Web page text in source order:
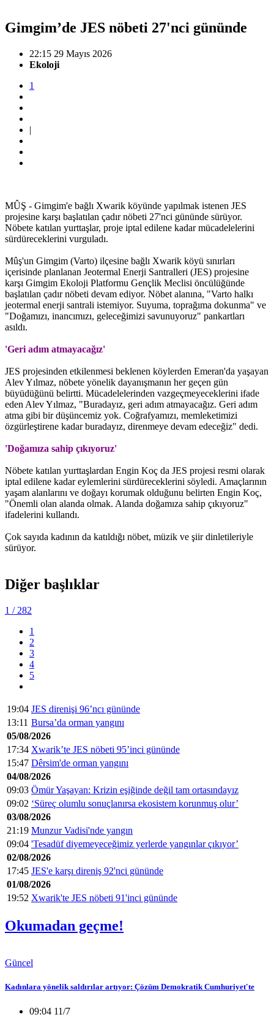
Gimgim’de JES nöbeti 27'nci gününde
22:15 29 Mayıs 2026
Ekoloji
1
|
MÛŞ - Gimgim'e bağlı Xwarik köyünde yapılmak istenen JES
projesine karşı başlatılan çadır nöbeti 27'nci gününde sürüyor.
Nöbete katılan yurttaşlar, proje iptal edilene kadar mücadelelerini
sürdüreceklerini vurguladı.
Mûş'un Gimgim (Varto) ilçesine bağlı Xwarik köyü sınırları
içerisinde planlanan Jeotermal Enerji Santralleri (JES) projesine
karşı Gimgim Ekoloji Platformu Gençlik Meclisi öncülüğünde
başlatılan çadır nöbeti devam ediyor. Nöbet alanına, "Varto halkı
jeotermal enerji santrali istemiyor. Suyuma, toprağıma dokunma" ve
"Doğamızı, inancımızı, geleceğimizi savunuyoruz" pankartları
asıldı.
'Geri adım atmayacağız'
JES projesinden etkilenmesi beklenen köylerden Emeran'da yaşayan
Alev Yılmaz, nöbete yönelik dayanışmanın her geçen gün
büyüdüğünü belirtti. Mücadelelerinden vazgeçmeyeceklerini ifade
eden Alev Yılmaz, "Buradayız, geri adım atmayacağız. Geri adım
atma gibi bir düşüncemiz yok. Coğrafyamızı, memleketimizi
özgürleştirene kadar buradayız, direnmeye devam edeceğiz" dedi.
'Doğamıza sahip çıkıyoruz'
Nöbete katılan yurttaşlardan Engin Koç da JES projesi resmi olarak
iptal edilene kadar eylemlerini sürdüreceklerini söyledi. Amaçlarının
yaşam alanlarını ve doğayı korumak olduğunu belirten Engin Koç,
"Önemli olan alanda olmak. Alanda doğamıza sahip çıkıyoruz"
ifadelerini kullandı.
Çok sayıda kadının da katıldığı nöbet, müzik ve şiir dinletileriyle
sürüyor.
Diğer başlıklar
1 / 282
1
2
3
4
5
19:04 JES direnişi 96’ncı gününde
13:11 Bursa’da orman yangını
05/08/2026
17:34 Xwarik’te JES nöbeti 95’inci gününde
15:47 Dêrsim'de orman yangını
04/08/2026
09:03 Ömür Yaşayan: Krizin eşiğinde değil tam ortasındayız
09:02 ‘Süreç olumlu sonuçlanırsa ekosistem korunmuş olur’
03/08/2026
21:19 Munzur Vadisi'nde yangın
09:04 'Tesadüf diyemeyeceğimiz yerlerde yangınlar çıkıyor’
02/08/2026
17:45 JES'e karşı direniş 92'nci gününde
01/08/2026
19:52 Xwarik'te JES nöbeti 91'inci gününde
Okumadan geçme!
Güncel
Kadınlara yönelik saldırılar artıyor: Çözüm Demokratik Cumhuriyet'te
09:04 11/7